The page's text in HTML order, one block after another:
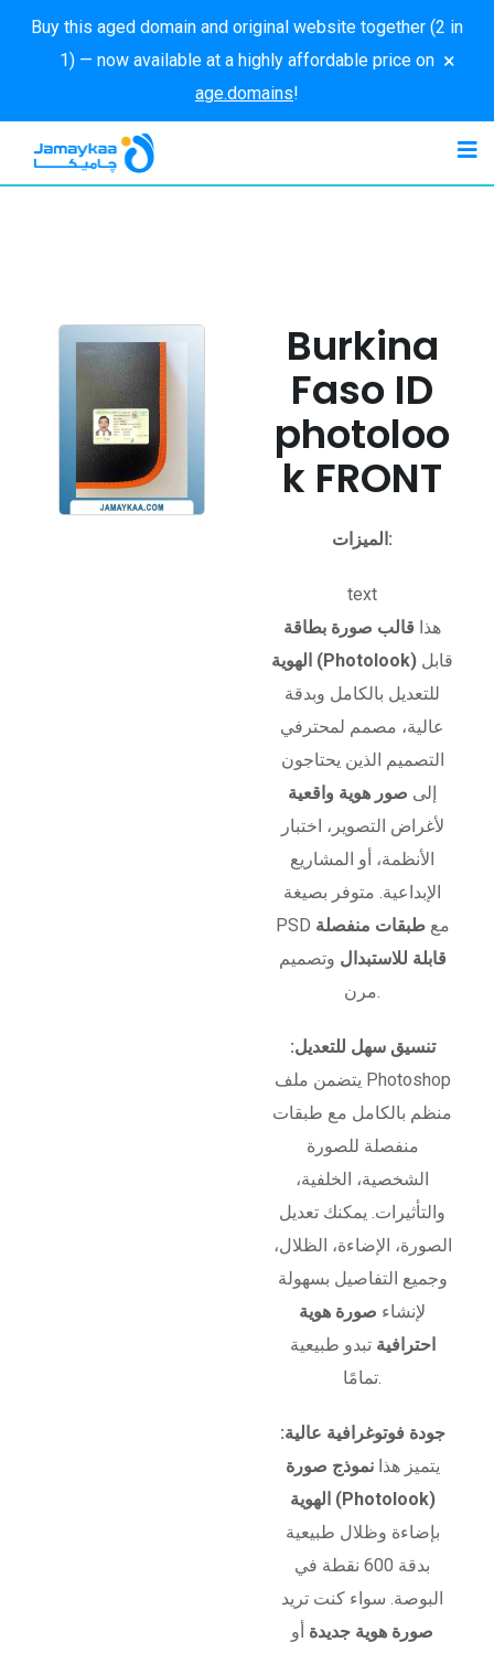
Buy this aged domain and original website together (2 in
1) — now available at a highly affordable price on
age.domains!
×
Burkina
Faso ID
photoloo
k FRONT
الميزات:
text
هذا قالب صورة بطاقة
الهوية (Photolook)
للتعديل بالكامل وبدقة
عالية، مصمم لمحترفي
التصميم الذين يحتاجون
إلى صور هوية واقعية
لأغراض التصوير، اختبار
الأنظمة، أو المشاريع
الإبداعية. متوفر بصيغة
PSD معطبقات منفصلة
قابلة للاستبدال وتصميم
مرن.
تنسيق سهل للتعديل:
يتضمن ملف Photoshop
منظم بالكامل مع طبقات
منفصلة للصورة
الشخصية، الخلفية،
والتأثيرات. يمكنك تعديل
الصورة، الإضاءة، الظلال،
وجميع التفاصيل بسهولة
لإنشاء صورة هوية
احترافية تبدو طبيعية
تمامًا.
جودة فوتوغرافية عالية:
يتميز هذانموذج صورة
الهوية (Photolook)
بإضاءة وظلال طبيعية
بدقة 600 نقطة في
البوصة. سواء كنت تريد
صورة هوية جديدة أو